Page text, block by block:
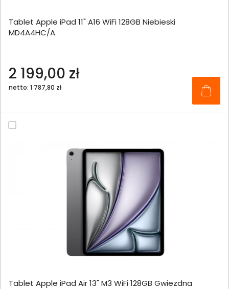
Tablet Apple iPad 11" A16 WiFi 128GB Niebieski
MD4A4HC/A
2 199,00 zł
netto: 1 787,80 zł
Tablet Apple iPad Air 13" M3 WiFi 128GB Gwiezdna